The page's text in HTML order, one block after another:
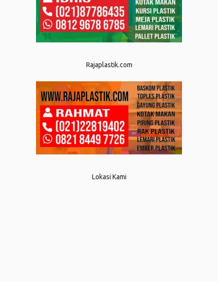
Rajaplastik.com
Lokasi Kami